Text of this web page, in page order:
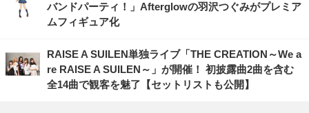
バンドパーティ！」Afterglowの羽沢つぐみがプレミア
ムフィギュア化
RAISE A SUILEN単独ライブ「THE CREATION～We a
re RAISE A SUILEN～」が開催！ 初披露曲2曲を含む
全14曲で観客を魅了【セットリストも公開】